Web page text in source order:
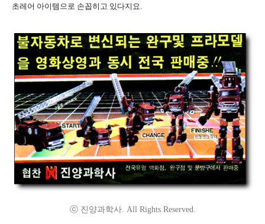
초레어 아이템으로 손꼽히고 있다지요.
ⓒ 진양과학사. All Rights Reserved.